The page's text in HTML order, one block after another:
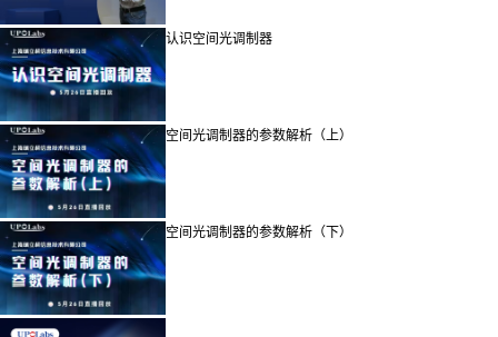
认识空间光调制器
空间光调制器的参数解析（上）
空间光调制器的参数解析（下）